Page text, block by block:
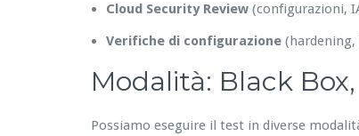
Cloud Security Review (configurazioni,
Verifiche di configurazione (hardening,
Modalità: Black
Possiamo eseguire il test in diverse